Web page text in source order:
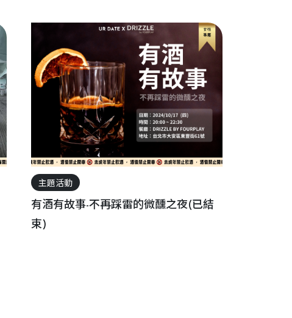
主題活動
有酒有故事-不再踩雷的微醺之夜(已結
束)